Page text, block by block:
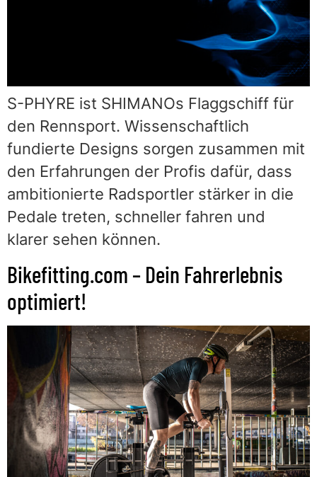
S-PHYRE ist SHIMANOs Flaggschiff für
den Rennsport. Wissenschaftlich
fundierte Designs sorgen zusammen mit
den Erfahrungen der Profis dafür, dass
ambitionierte Radsportler stärker in die
Pedale treten, schneller fahren und
klarer sehen können.
Bikefitting.com – Dein Fahrerlebnis
optimiert!